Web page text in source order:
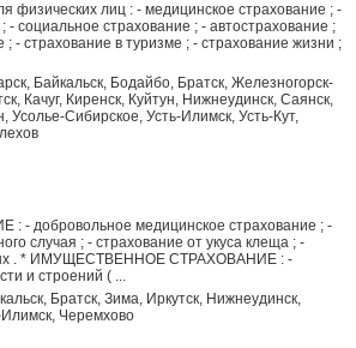
физических лиц : - медицинское страхование ; -
- социальное страхование ; - автострахование ;
; - страхование в туризме ; - страхование жизни ;
Байкальск, Бодайбо, Братск, Железногорск-
Качуг, Киренск, Куйтун, Нижнеудинск, Саянск,
Усолье-Сибирское, Усть-Илимск, Усть-Кут,
добровольное медицинское страхование ; -
случая ; - страхование от укуса клеща ; -
. * ИМУЩЕСТВЕННОЕ СТРАХОВАНИЕ : -
и строений ( ...
Братск, Зима, Иркутск, Нижнеудинск,
Черемхово